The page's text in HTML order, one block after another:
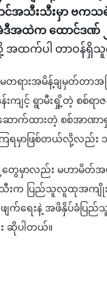
သီးသီးမှာ ဗကသရဲ
အဲဒီအထဲက ထောင်ဒ
အထက်ပါ တာဝန်ရှိသူ
းအမိန့်ချမှတ်တာအပ
ျင့် ရွာမီးရှို့တဲ့ စစ်ရာ
ထားတဲ့ စစ်အာဏာရှင်
ြရမှာဖြစ်တယ်လို့လည်း
မှာလည်း မဟာမိတ်အဖွဲ့
သီးသီးက ပြည်သူလူထုအ
ျက်ရေးနဲ့ အဖိနှိပ်ခံပြ
ဆိုပါတယ်။